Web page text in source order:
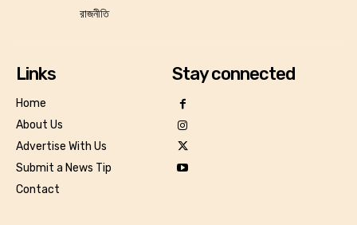
রাজনীতি
Links
Home
About Us
Advertise With Us
Submit a News Tip
Contact
Stay connected